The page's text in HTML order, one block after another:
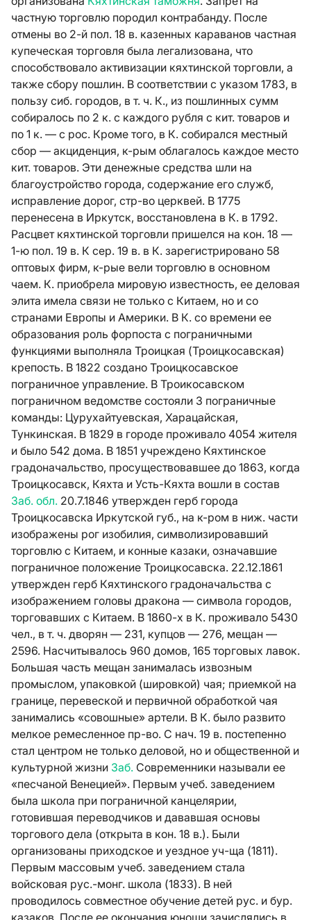
частную торговлю породил контрабанду. После
отмены во 2-й пол. 18 в. казенных караванов частная
купеческая торговля была легализована, что
способствовало активизации кяхтинской торговли, а
также сбору пошлин. В соответствии с указом 1783, в
пользу сиб. городов, в т. ч. К., из пошлинных сумм
собиралось по 2 к. с каждого рубля с кит. товаров и
по 1 к. — с рос. Кроме того, в К. собирался местный
сбор — акциденция, к-рым облагалось каждое место
кит. товаров. Эти денежные средства шли на
благоустройство города, содержание его служб,
исправление дорог, стр-во церквей. В 1775
перенесена в Иркутск, восстановлена в К. в 1792.
Расцвет кяхтинской торговли пришелся на кон. 18 —
1-ю пол. 19 в. К сер. 19 в. в К. зарегистрировано 58
оптовых фирм, к-рые вели торговлю в основном
чаем. К. приобрела мировую известность, ее деловая
элита имела связи не только с Китаем, но и со
странами Европы и Америки. В К. со времени ее
образования роль форпоста с пограничными
функциями выполняла Троицкая (Троицкосавская)
крепость. В 1822 создано Троицкосавское
пограничное управление. В Троикосавском
пограничном ведомстве состояли 3 пограничные
команды: Цурухайтуевская, Харацайская,
Тункинская. В 1829 в городе проживало 4054 жителя
и было 542 дома. В 1851 учреждено Кяхтинское
градоначальство, просуществовавшее до 1863, когда
Троицкосавск, Кяхта и Усть-Кяхта вошли в состав
Заб. обл. 20.7.1846 утвержден герб города
Троицкосавска Иркутской губ., на к-ром в ниж. части
изображены рог изобилия, символизировавший
торговлю с Китаем, и конные казаки, означавшие
пограничное положение Троицкосавска. 22.12.1861
утвержден герб Кяхтинского градоначальства с
изображением головы дракона — символа городов,
торговавших с Китаем. В 1860-х в К. проживало 5430
чел., в т. ч. дворян — 231, купцов — 276, мещан —
2596. Насчитывалось 960 домов, 165 торговых лавок.
Большая часть мещан занималась извозным
промыслом, упаковкой (шировкой) чая; приемкой на
границе, перевеской и первичной обработкой чая
занимались «совошные» артели. В К. было развито
мелкое ремесленное пр-во. С нач. 19 в. постепенно
стал центром не только деловой, но и общественной и
культурной жизни Заб. Современники называли ее
«песчаной Венецией». Первым учеб. заведением
была школа при пограничной канцелярии,
готовившая переводчиков и дававшая основы
торгового дела (открыта в кон. 18 в.). Были
организованы приходское и уездное уч-ща (1811).
Первым массовым учеб. заведением стала
войсковая рус.-монг. школа (1833). В ней
проводилось совместное обучение детей рус. и бур.
казаков. После ее окончания юноши зачислялись в